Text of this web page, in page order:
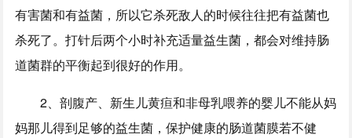
有害菌和有益菌，所以它杀死敌人的时候往往把有益菌也
杀死了。打针后两个小时补充适量益生菌，都会对维持肠
道菌群的平衡起到很好的作用。
2、剖腹产、新生儿黄疸和非母乳喂养的婴儿不能从妈
妈那儿得到足够的益生菌，保护健康的肠道菌膜若不健